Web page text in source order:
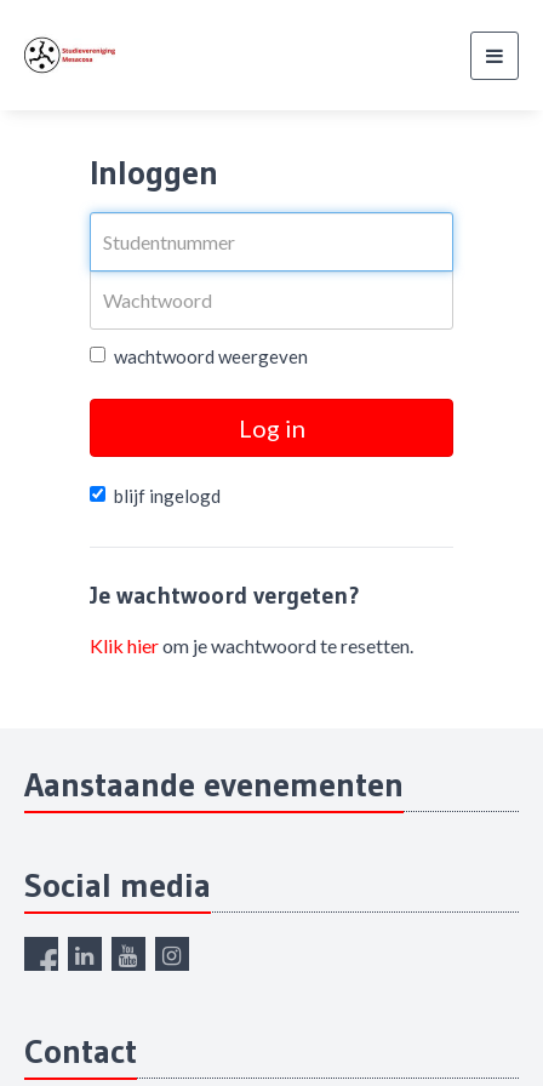
Inloggen
wachtwoord weergeven
Log in
blijf ingelogd
Je wachtwoord vergeten?
Klik hierom je wachtwoord te resetten.
Aanstaande evenementen
Social media
Contact